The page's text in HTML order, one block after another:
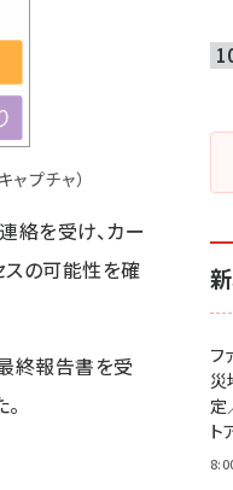
プチャ）
絡を受け、カー
スの可能性を確
終報告書を受
フ
災
定
ト